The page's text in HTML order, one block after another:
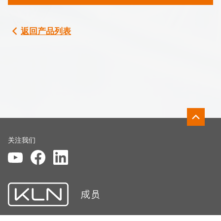
返回产品列表
关注我们